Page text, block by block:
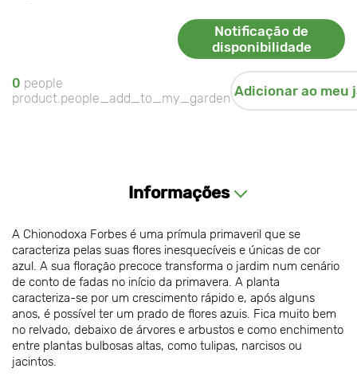
Notificação de
disponibilidade
0 people
product.people_add_to_my_garden Adicionar ao meu
Informações
A Chionodoxa Forbes é uma prímula primaveril que se
caracteriza pelas suas flores inesquecíveis e únicas de cor
azul. A sua floração precoce transforma o jardim num cenário
de conto de fadas no início da primavera. A planta
caracteriza-se por um crescimento rápido e, após alguns
anos, é possível ter um prado de flores azuis. Fica muito bem
no relvado, debaixo de árvores e arbustos e como enchimento
entre plantas bulbosas altas, como tulipas, narcisos ou
jacintos.